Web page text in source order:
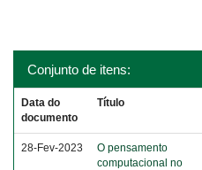
Conjunto de itens:
Data do
documento
Título
28-Fev-2023
O pensamento
computacional no